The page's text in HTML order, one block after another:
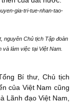
nguyên Chủ tịch Tập đoàn
làm việc tại Việt Nam.
Bí thư, Chủ tịch
của Việt Nam cũng
Lãnh đạo Việt Nam,